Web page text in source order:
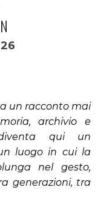
un racconto mai
archivio e
qui un
luogo in cui la
nel gesto,
generazioni, tra